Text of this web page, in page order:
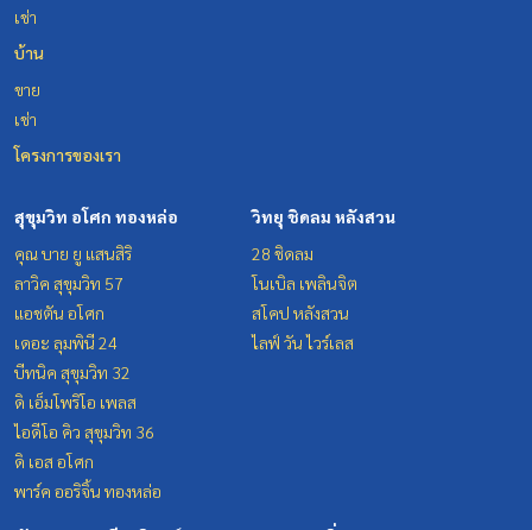
เช่า
บ้าน
ขาย
เช่า
โครงการของเรา
สุขุมวิท อโศก ทองหล่อ
คุณ บาย ยู แสนสิริ
ลาวิค สุขุมวิท 57
แอชตัน อโศก
เดอะ ลุมพินี 24
บีทนิค สุขุมวิท 32
ดิ เอ็มโพริโอ เพลส
ไอดีโอ คิว สุขุมวิท 36
ดิ เอส อโศก
พาร์ค ออริจิ้น ทองหล่อ
วิทยุ ชิดลม หลังสวน
28 ชิดลม
โนเบิล เพลินจิต
สโคป หลังสวน
ไลฟ์ วัน ไวร์เลส